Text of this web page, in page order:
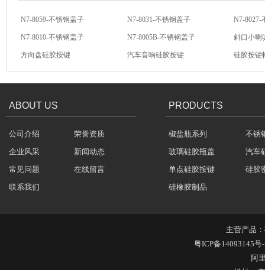
酒罐密封圈
N7-8059-不锈钢盖子 N7-8031-不锈钢盖子 N7-8027-
N7-8010-不锈钢盖子 N7-8005B-不锈钢盖子 斜口小喇
方向盘硅胶按键 汽车音响硅胶按键 硅胶按键
汽车音响导电硅胶按键 轻触开关硅胶按键 汽车音响
ABOUT US
公司介绍
荣誉资质
企业风采
新闻动态
常见问题
在线留言
联系我们
PRODUCTS
椒盐瓶系列
不锈
玻璃硅胶瓶盖
汽车
单点硅胶按键
硅胶
硅橡胶制品
主营产品：
粤ICP备14093145号
阿